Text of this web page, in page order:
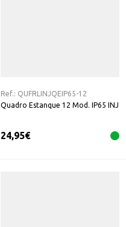
Ref.: QUFRLINJQEIP65-12
Quadro Estanque 12 Mod. IP65 INJ
24,95€